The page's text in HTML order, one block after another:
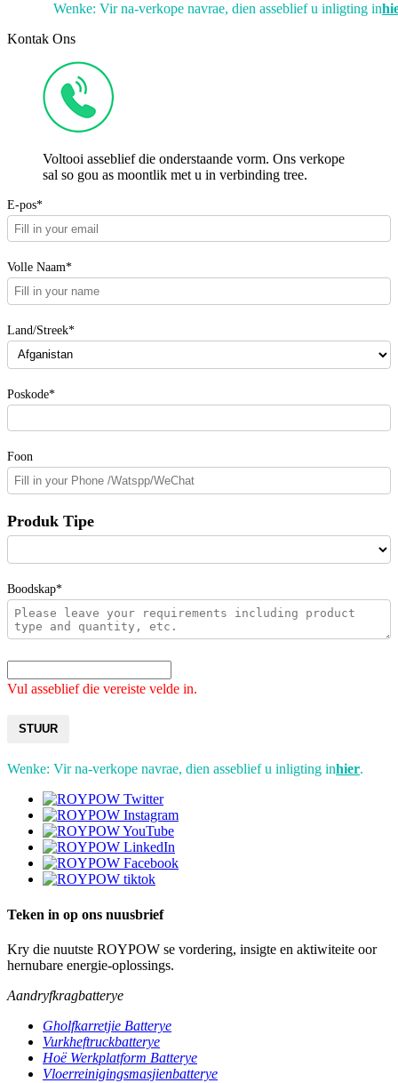
Wenke: Vir na-verkope navrae, dien asseblief u inligting in
Kontak Ons
Voltooi asseblief die onderstaande vorm. Ons verkope
sal so gou as moontlik met u in verbinding tree.
E-pos*
Volle Naam*
Land/Streek*
Poskode*
Foon
Produk Tipe
Boodskap*
Vul asseblief die vereiste velde in.
STUUR
Wenke: Vir na-verkope navrae, dien asseblief u inligting inhier.
Teken in op ons nuusbrief
Kry die nuutste ROYPOW se vordering, insigte en aktiwiteite oor
hernubare energie-oplossings.
Aandryfkragbatterye
Gholfkarretjie Batterye
Vurkheftruckbatterye
Hoë Werkplatform Batterye
Vloerreinigingsmasjienbatterye